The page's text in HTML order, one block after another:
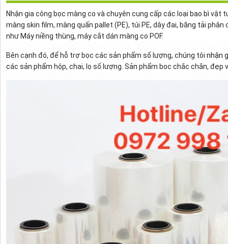
Nhận gia công bọc màng co và chuyên cung cấp các loại bao bì vật
màng skin film, màng quấn pallet (PE), túi PE, dây đai, băng tải
như Máy niềng thùng, máy cắt dán màng co POF.
Bên cạnh đó, để hỗ trợ bọc các sản phẩm số lượng, chúng tôi nhận
các sản phẩm hộp, chai, lọ số lượng. Sản phẩm boc chắc chắn, đẹp